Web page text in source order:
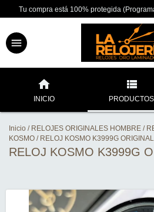
Tu compra está 100% protegida
INICIO PRODUCTOS
Inicio / RELOJES ORIGINALES HOMBRE /
KOSMO / RELOJ KOSMO K3999G ORIGINAL
RELOJ KOSMO K3999G